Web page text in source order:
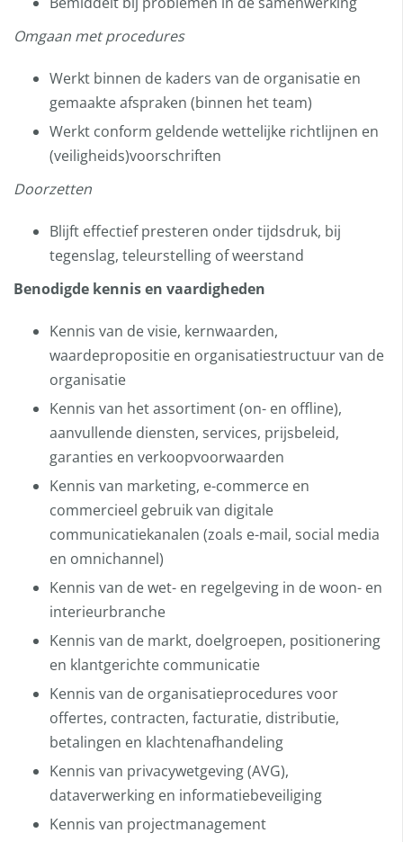
Omgaan met procedures
Werkt binnen de kaders van de organisatie en
gemaakte afspraken (binnen het team)
Werkt conform geldende wettelijke richtlijnen en
(veiligheids)voorschriften
Doorzetten
Blijft effectief presteren onder tijdsdruk, bij
tegenslag, teleurstelling of weerstand
Benodigde kennis en vaardigheden
Kennis van de visie, kernwaarden,
waardepropositie en organisatiestructuur van de
organisatie
Kennis van het assortiment (on- en offline),
aanvullende diensten, services, prijsbeleid,
garanties en verkoopvoorwaarden
Kennis van marketing, e-commerce en
commercieel gebruik van digitale
communicatiekanalen (zoals e-mail, social media
en omnichannel)
Kennis van de wet- en regelgeving in de woon- en
interieurbranche
Kennis van de markt, doelgroepen, positionering
en klantgerichte communicatie
Kennis van de organisatieprocedures voor
offertes, contracten, facturatie, distributie,
betalingen en klachtenafhandeling
Kennis van privacywetgeving (AVG),
dataverwerking en informatiebeveiliging
Kennis van projectmanagement